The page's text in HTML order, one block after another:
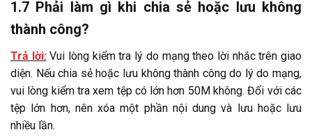
1.7 Phải làm gì khi chia sẻ hoặc lưu không
thành công?
Trả lời:Vui lòng kiểm tra lý do mạng theo lời nhắc trên giao
diện. Nếu chia sẻ hoặc lưu không thành công do lý do mạng,
vui lòng kiểm tra xem tệp có lớn hơn 50M không. Đối với các
tệp lớn hơn, nên xóa một phần nội dung và lưu hoặc lưu
nhiều lần.